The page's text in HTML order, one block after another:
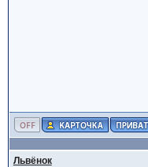
Львёнок